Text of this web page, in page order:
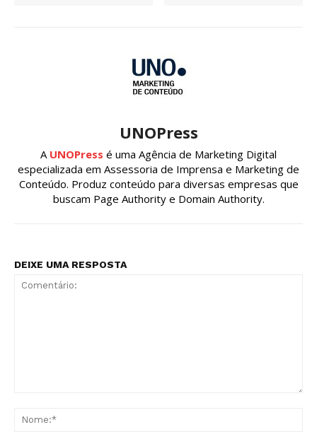
UNOPress
A UNOPress é uma Agência de Marketing Digital
especializada em Assessoria de Imprensa e Marketing de
Conteúdo. Produz conteúdo para diversas empresas que
buscam Page Authority e Domain Authority.
DEIXE UMA RESPOSTA